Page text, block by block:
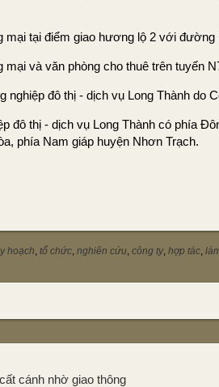
mại tại điểm giao hương lộ 2 với đường
và văn phòng cho thuê trên tuyến
nghiệp đô thị - dịch vụ Long Thành do
đô thị - dịch vụ Long Thành có phía
phía Nam giáp huyện Nhơn Trạch.
hoạch, tổ chức, nghiên cứu, công ty, hợp tác,
cánh nhờ giao thông